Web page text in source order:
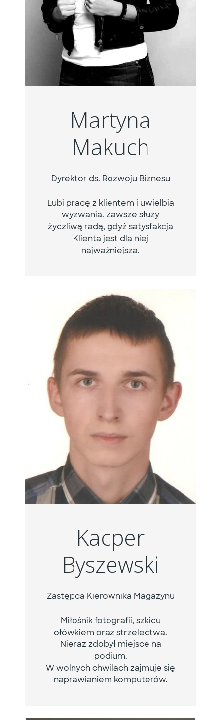
Martyna
Makuch
Dyrektor ds. Rozwoju Biznesu
Lubi pracę z klientem i uwielbia
wyzwania. Zawsze służy
życzliwą radą, gdyż satysfakcja
Klienta jest dla niej
najważniejsza.
Kacper
Byszewski
Zastępca Kierownika Magazynu
Miłośnik fotografii, szkicu
ołówkiem oraz strzelectwa.
Nieraz zdobył miejsce na
podium.
W wolnych chwilach zajmuje się
naprawianiem komputerów.